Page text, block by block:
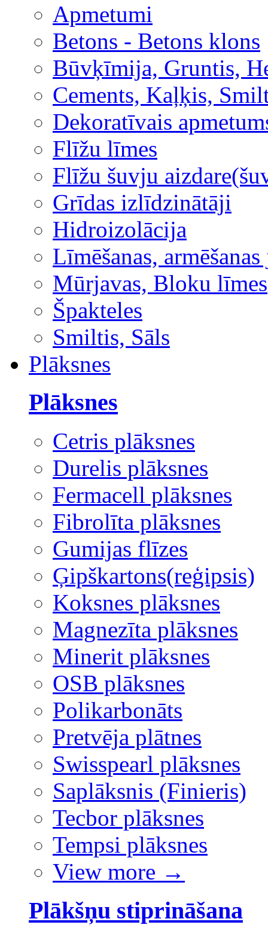
Apmetumi
Betons - Betons klons
Būvķīmija, Gruntis,
Cements, Kaļķis,
Dekoratīvais
Flīžu līmes
Flīžu šuvju
Grīdas izlīdzinātāji
Hidroizolācija
Līmēšanas, armēšanas
Mūrjavas, Bloku līmes
Špakteles
Smiltis, Sāls
Plāksnes
Plāksnes
Cetris plāksnes
Durelis plāksnes
Fermacell plāksnes
Fibrolīta plāksnes
Gumijas flīzes
Ģipškartons(reģipsis)
Koksnes plāksnes
Magnezīta plāksnes
Minerit plāksnes
OSB plāksnes
Polikarbonāts
Pretvēja plātnes
Swisspearl plāksnes
Saplāksnis (Finieris)
Tecbor plāksnes
Tempsi plāksnes
View more →
Plākšņu stiprināšana